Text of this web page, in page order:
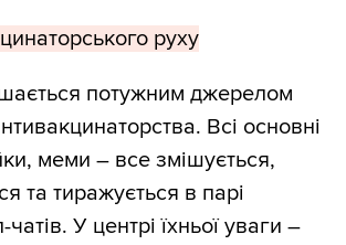
руху
потужним джерелом
Всі основні
меми – все змішується,
та тиражується в парі
чатів. У центрі їхньої уваги –